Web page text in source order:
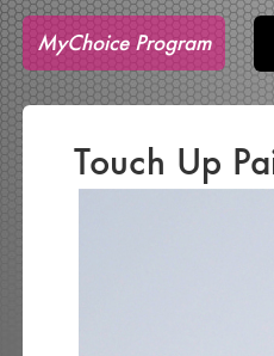
MyChoice Program
Touch Up